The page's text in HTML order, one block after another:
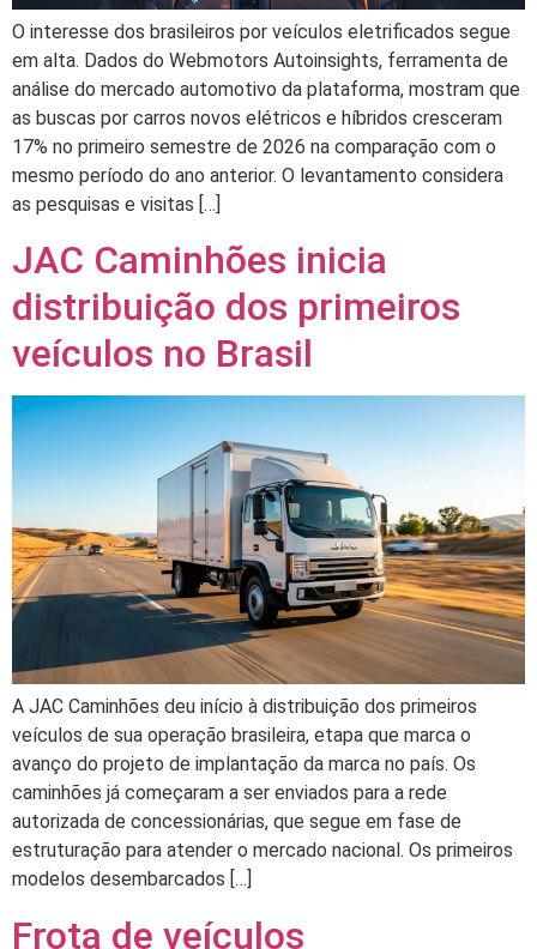
O interesse dos brasileiros por veículos eletrificados segue
em alta. Dados do Webmotors Autoinsights, ferramenta de
análise do mercado automotivo da plataforma, mostram que
as buscas por carros novos elétricos e híbridos cresceram
17% no primeiro semestre de 2026 na comparação com o
mesmo período do ano anterior. O levantamento considera
as pesquisas e visitas […]
JAC Caminhões inicia
distribuição dos primeiros
veículos no Brasil
A JAC Caminhões deu início à distribuição dos primeiros
veículos de sua operação brasileira, etapa que marca o
avanço do projeto de implantação da marca no país. Os
caminhões já começaram a ser enviados para a rede
autorizada de concessionárias, que segue em fase de
estruturação para atender o mercado nacional. Os primeiros
modelos desembarcados […]
Frota de veículos